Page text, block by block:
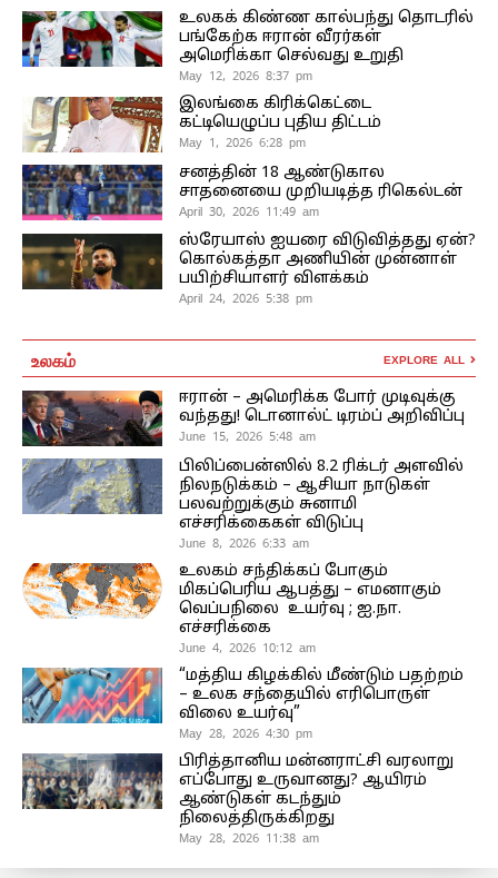
உலகக் கிண்ண கால்பந்து தொடரில்
பங்கேற்க ஈரான் வீரர்கள்
அமெரிக்கா செல்வது உறுதி
May 12, 2026 8:37 pm
இலங்கை கிரிக்கெட்டை
கட்டியெழுப்ப புதிய திட்டம்
May 1, 2026 6:28 pm
சனத்தின் 18 ஆண்டுகால
சாதனையை முறியடித்த ரிகெல்டன்
April 30, 2026 11:49 am
ஸ்ரேயாஸ் ஐயரை விடுவித்தது ஏன்?
கொல்கத்தா அணியின் முன்னாள்
பயிற்சியாளர் விளக்கம்
April 24, 2026 5:38 pm
உலகம் EXPLORE ALL
ஈரான் – அமெரிக்க போர் முடிவுக்கு
வந்தது! டொனால்ட் டிரம்ப் அறிவிப்பு
June 15, 2026 5:48 am
பிலிப்பைன்ஸில் 8.2 ரிக்டர் அளவில்
நிலநடுக்கம் – ஆசியா நாடுகள்
பலவற்றுக்கும் சுனாமி
எச்சரிக்கைகள் விடுப்பு
June 8, 2026 6:33 am
உலகம் சந்திக்கப் போகும்
மிகப்பெரிய ஆபத்து – எமனாகும்
வெப்பநிலை உயர்வு ; ஐ.நா.
எச்சரிக்கை
June 4, 2026 10:12 am
“மத்திய கிழக்கில் மீண்டும் பதற்றம்
– உலக சந்தையில் எரிபொருள்
விலை உயர்வு”
May 28, 2026 4:30 pm
பிரித்தானிய மன்னராட்சி வரலாறு
எப்போது உருவானது? ஆயிரம்
ஆண்டுகள் கடந்தும்
நிலைத்திருக்கிறது
May 28, 2026 11:38 am